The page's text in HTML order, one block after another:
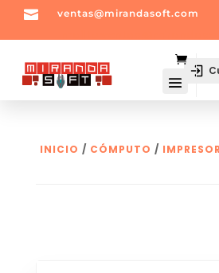
 ventas@mirandasoft.com
INICIO / CÓMPUTO /